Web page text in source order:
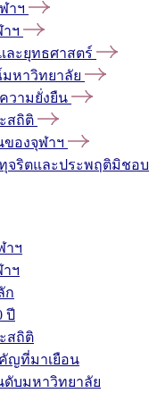
าฯ
ฯ
ละยุทธศาสตร์
หาวิทยาลัย
วามยั่งยืน
สถิติ
องจุฬาฯ
ทุจริตและประพฤติมิชอบ
าฯ
ฯ
ก
ปี
สถิติ
ญที่มาเยือน
ดับมหาวิทยาลัย